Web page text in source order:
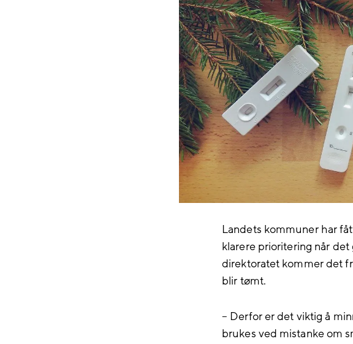
Landets kommuner har
klarere prioritering når
direktoratet kommer det
blir tømt.
– Derfor er det viktig å
brukes ved mistanke om